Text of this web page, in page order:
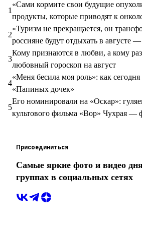
1
«Сами кормите свои будущие
продукты, которые приводят к
2
«Туризм не прекращается, он
россияне будут отдыхать в августе —
3
Кому признаются в любви, а кому
любовный гороскоп на август
4
«Меня бесила моя роль»: как
«Папиных дочек»
5
Его номинировали на «Оскар»:
культового фильма «Вор» Чухрая —
Присоединиться
Самые яркие фото и видео
группах в социальных сетях